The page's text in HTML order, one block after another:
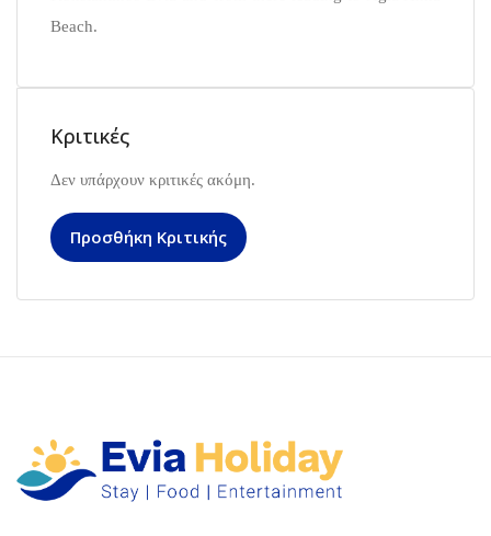
Beach.
Κριτικές
Δεν υπάρχουν κριτικές ακόμη.
Προσθήκη Κριτικής